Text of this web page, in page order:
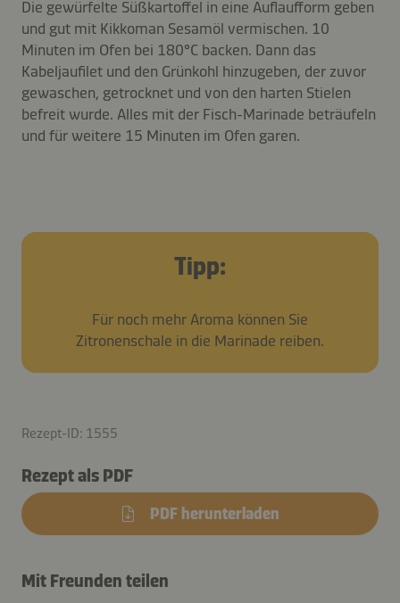
Die gewürfelte Süßkartoffel in eine Auflaufform geben
und gut mit Kikkoman Sesamöl vermischen. 10
Minuten im Ofen bei 180°C backen. Dann das
Kabeljaufilet und den Grünkohl hinzugeben, der zuvor
gewaschen, getrocknet und von den harten Stielen
befreit wurde. Alles mit der Fisch-Marinade beträufeln
und für weitere 15 Minuten im Ofen garen.
Tipp:
Für noch mehr Aroma können Sie
Zitronenschale in die Marinade reiben.
Rezept-ID: 1555
Rezept als PDF
PDF herunterladen
Mit Freunden teilen